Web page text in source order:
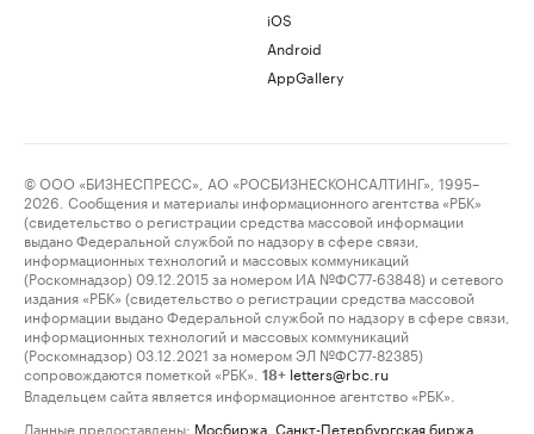
iOS
Android
AppGallery
© ООО «БИЗНЕСПРЕСС», АО «РОСБИЗНЕСКОНСАЛТИНГ», 1995–
2026. Сообщения и материалы информационного агентства «РБК»
(свидетельство о регистрации средства массовой информации
выдано Федеральной службой по надзору в сфере связи,
информационных технологий и массовых коммуникаций
(Роскомнадзор) 09.12.2015 за номером ИА №ФС77-63848) и сетевого
издания «РБК» (свидетельство о регистрации средства массовой
информации выдано Федеральной службой по надзору в сфере связи,
информационных технологий и массовых коммуникаций
(Роскомнадзор) 03.12.2021 за номером ЭЛ №ФС77-82385)
сопровождаются пометкой «РБК».
18+ letters@rbc.ru
Владельцем сайта является информационное агентство «РБК».
Данные предоставлены: Мосбиржа Санкт-Петербургская биржа